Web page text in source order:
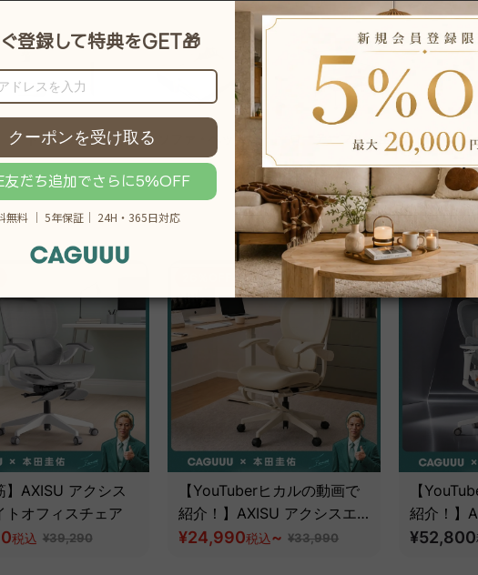
ドレッサー ローテーブル・座卓
ハンガ
】AXISU アクシス
トオフィスチェア
税込 ¥39,290
【YouTuberヒカルの動画で
紹介！】AXISU アクシスエ
アリーライトオフィスチェア
¥24,990税込~ ¥33,990
【
紹介！】
ルゴフラ
¥52,800